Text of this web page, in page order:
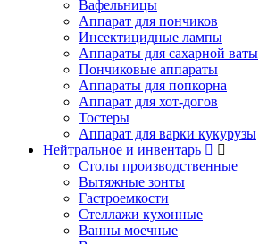
Вафельницы
Аппарат для пончиков
Инсектицидные лампы
Аппараты для сахарной ваты
Пончиковые аппараты
Аппараты для попкорна
Аппарат для хот-догов
Тостеры
Аппарат для варки кукурузы
Нейтральное и инвентарь
Столы производственные
Вытяжные зонты
Гастроемкости
Стеллажи кухонные
Ванны моечные